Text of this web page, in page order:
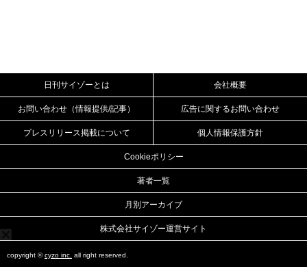
日刊サイゾーとは 会社概要
お問い合わせ（情報提供/記事） 広告に関するお問い合わせ
プレスリリース掲載について 個人情報保護方針
Cookieポリシー
著者一覧
月別アーカイブ
株式会社サイゾー運営サイト
copyright ©cyzo inc. all right reserved.